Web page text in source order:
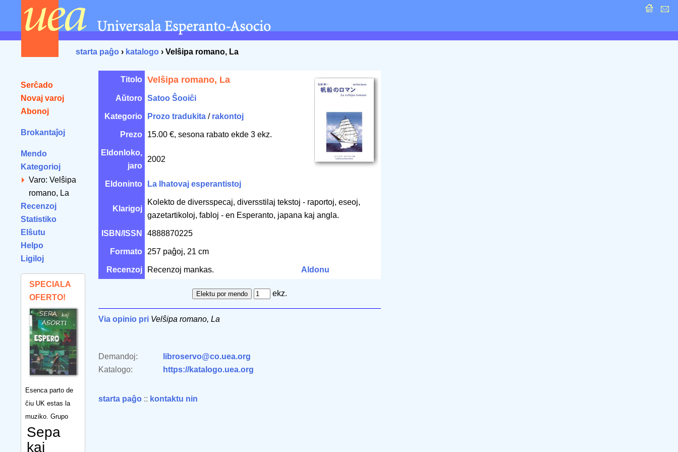
starta paĝo › katalogo › Velŝipa romano, La
Serĉado
Novaj varoj
Abonoj
Brokantaĵoj
Mendo
Kategorioj
Varo: Velŝipa
romano, La
Recenzoj
Statistiko
Elŝutu
Helpo
Ligiloj
SPECIALA
OFERTO!
Esenca parto de
ĉiu UK estas la
muziko. Grupo
Sepa
kaj
Titolo Velŝipa romano, La
Aŭtoro Satoo Ŝooiĉi
Kategorio Prozo tradukita / rakontoj
Prezo 15.00 €, sesona rabato ekde 3 ekz.
Eldonloko,
jaro
2002
Eldoninto La Ihatovaj esperantistoj
Klarigoj
Kolekto de diversspecaj, diversstilaj tekstoj - raportoj, eseoj,
gazetartikoloj, fabloj - en Esperanto, japana kaj angla.
ISBN/ISSN 4888870225
Formato 257 paĝoj, 21 cm
Recenzoj Recenzoj mankas. Aldonu
ekz.
Via opinio pri Velŝipa romano, La
Demandoj:
libroservo@co.uea.org
Katalogo:
https://katalogo.uea.org
starta paĝo :: kontaktu nin